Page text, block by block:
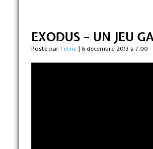
EXODUS – UN JEU
Posté parTétris | 6 décembre 2013 à 7:00